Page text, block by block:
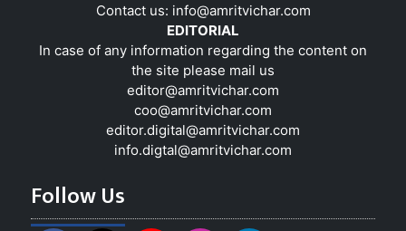
Contact us: info@amritvichar.com
EDITORIAL
In case of any information regarding the content on
the site please mail us
editor@amritvichar.com
coo@amritvichar.com
editor.digital@amritvichar.com
info.digtal@amritvichar.com
Follow Us